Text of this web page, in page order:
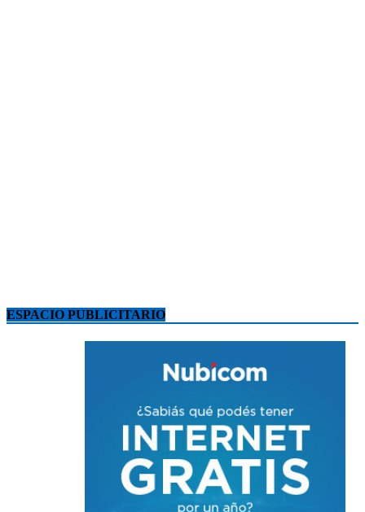
ESPACIO PUBLICITARIO